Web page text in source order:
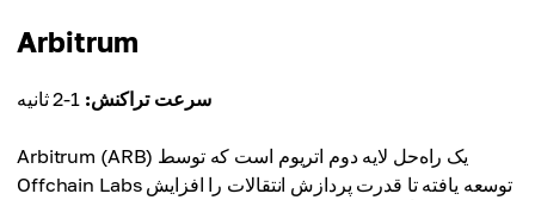
Arbitrum
سرعت تراکنش: 1-2 ثانیه
Arbitrum (ARB) یک راه‌حل لایه دوم اتریوم است که توسط
Offchain Labs توسعه یافته تا قدرت پردازش انتقالات را افزایش